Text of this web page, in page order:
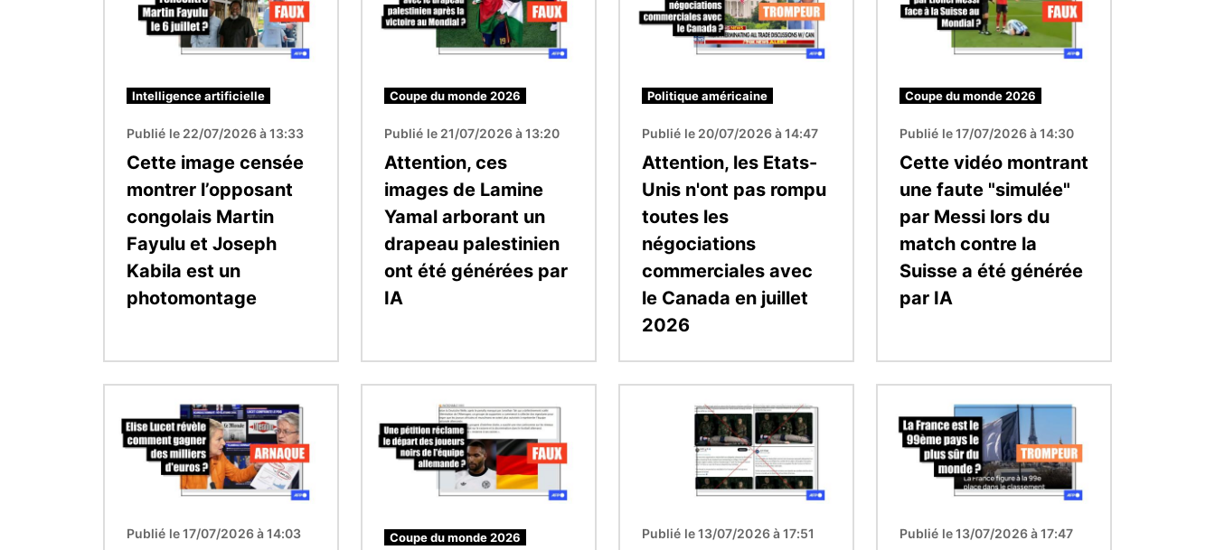
Intelligence artificielle
Publié le 22/07/2026 à 13:33
Cette image censée
montrer l’opposant
congolais Martin
Fayulu et Joseph
Kabila est un
photomontage
Coupe du monde 2026
Publié le 21/07/2026 à 13:20
Attention, ces
images de Lamine
Yamal arborant un
drapeau palestinien
ont été générées par
IA
Politique américaine
Publié le 20/07/2026 à 14:47
Attention, les Etats-
Unis n'ont pas rompu
toutes les
négociations
commerciales avec
le Canada en juillet
2026
Coupe du monde 2026
Publié le 17/07/2026 à 14:30
Cette vidéo montrant
une faute "simulée"
par Messi lors du
match contre la
Suisse a été générée
par IA
Publié le 17/07/2026 à 14:03 Coupe du monde 2026 Publié le 13/07/2026 à 17:51 Publié le 13/07/2026 à 17:47